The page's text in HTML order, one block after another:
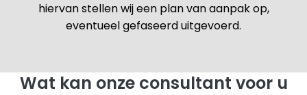
hiervan stellen wij een plan van aanpak op,
eventueel gefaseerd uitgevoerd.
Wat kan onze consultant voor u